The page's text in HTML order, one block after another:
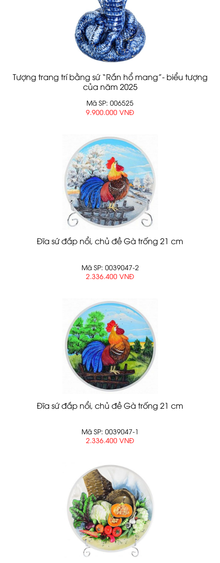
Tượng trang trí bằng sứ “Rắn hổ mang”- biểu tượng
của năm 2025
Mã SP: 006525
9.900.000 VNĐ
Đĩa sứ đắp nổi, chủ đề Gà trống 21 cm
Mã SP: 0039047-2
2.336.400 VNĐ
Đĩa sứ đắp nổi, chủ đề Gà trống 21 cm
Mã SP: 0039047-1
2.336.400 VNĐ